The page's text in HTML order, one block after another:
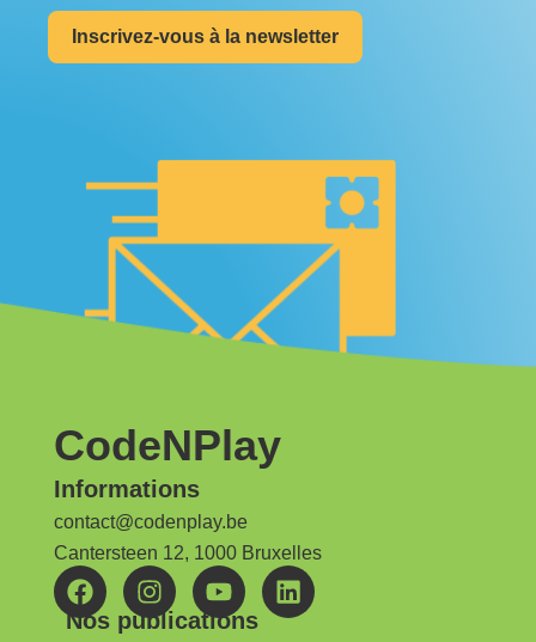
Inscrivez-vous à la newsletter
CodeNPlay
Informations
contact@codenplay.be
Cantersteen 12, 1000 Bruxelles
Nos publications